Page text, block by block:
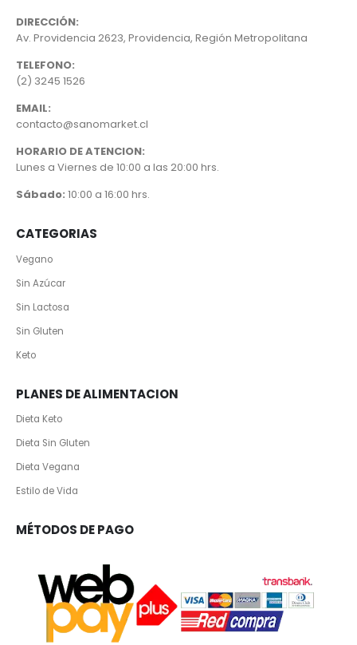
DIRECCIÓN:
Av. Providencia 2623, Providencia, Región Metropolitana
TELEFONO:
(2) 3245 1526
EMAIL:
contacto@sanomarket.cl
HORARIO DE ATENCION:
Lunes a Viernes de 10:00 a las 20:00 hrs.
Sábado: 10:00 a 16:00 hrs.
CATEGORIAS
Vegano
Sin Azúcar
Sin Lactosa
Sin Gluten
Keto
PLANES DE ALIMENTACION
Dieta Keto
Dieta Sin Gluten
Dieta Vegana
Estilo de Vida
MÉTODOS DE PAGO